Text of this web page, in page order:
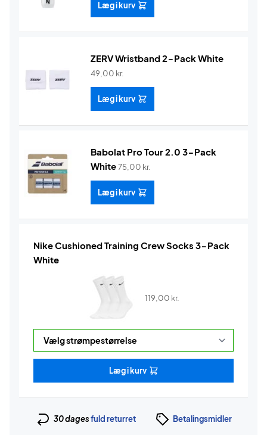
Læg i kurv
ZERV Wristband 2-Pack White
49,00 kr.
Læg i kurv
Babolat Pro Tour 2.0 3-Pack
White75,00 kr.
Læg i kurv
Nike Cushioned Training Crew Socks 3-Pack
White
119,00 kr.
Læg i kurv
30 dagesfuld returret Betalingsmidler